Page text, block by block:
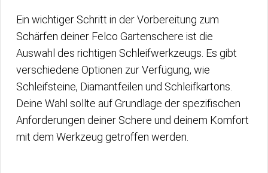
Ein wichtiger Schritt in der Vorbereitung zum
Schärfen deiner Felco Gartenschere ist die
Auswahl des richtigen Schleifwerkzeugs. Es gibt
verschiedene Optionen zur Verfügung, wie
Schleifsteine, Diamantfeilen und Schleifkartons.
Deine Wahl sollte auf Grundlage der spezifischen
Anforderungen deiner Schere und deinem Komfort
mit dem Werkzeug getroffen werden.